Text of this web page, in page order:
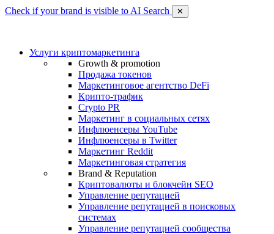
Check if your brand is visible to AI Search ✕
Услуги криптомаркетинга
Growth & promotion
Продажа токенов
Маркетинговое агентство DeFi
Крипто-трафик
Crypto PR
Маркетинг в социальных сетях
Инфлюенсеры YouTube
Инфлюенсеры в Twitter
Маркетинг Reddit
Маркетинговая стратегия
Brand & Reputation
Криптовалюты и блокчейн SEO
Управление репутацией
Управление репутацией в поисковых
системах
Управление репутацией сообщества